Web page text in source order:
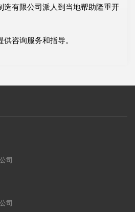
造有限公司派人到当地帮助隆重开
咨询服务和指导。
司
司